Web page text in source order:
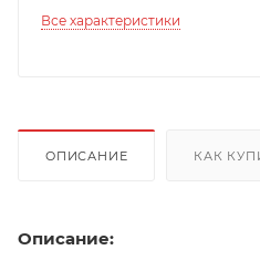
Все характеристики
ОПИСАНИЕ КАК
Описание: